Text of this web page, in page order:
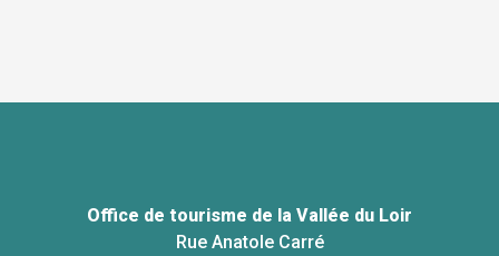
Office de tourisme de la Vallée du Loir
Rue Anatole Carré